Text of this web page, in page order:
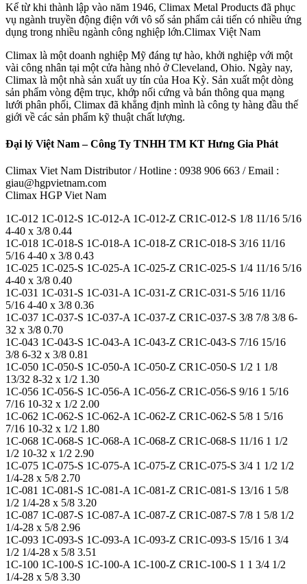
Kể từ khi thành lập vào năm 1946, Climax Metal Products đã phục
vụ ngành truyền động điện với vô số sản phẩm cải tiến có nhiều ứng
dụng trong nhiều ngành công nghiệp lớn.Climax Việt Nam
Climax là một doanh nghiệp Mỹ đáng tự hào, khởi nghiệp với một
vài công nhân tại một cửa hàng nhỏ ở Cleveland, Ohio. Ngày nay,
Climax là một nhà sản xuất uy tín của Hoa Kỳ. Sản xuất một dòng
sản phẩm vòng đệm trục, khớp nối cứng và bán thông qua mạng
lưới phân phối, Climax đã khẳng định mình là công ty hàng đầu thế
giới về các sản phẩm kỹ thuật chất lượng.
Đại lý Việt Nam – Công Ty TNHH TM KT Hưng Gia Phát
Climax Viet Nam Distributor / Hotline : 0938 906 663 / Email :
giau@hgpvietnam.com
Climax HGP Viet Nam
1C-012 1C-012-S 1C-012-A 1C-012-Z CR1C-012-S 1/8 11/16 5/16
4-40 x 3/8 0.44
1C-018 1C-018-S 1C-018-A 1C-018-Z CR1C-018-S 3/16 11/16
5/16 4-40 x 3/8 0.43
1C-025 1C-025-S 1C-025-A 1C-025-Z CR1C-025-S 1/4 11/16 5/16
4-40 x 3/8 0.40
1C-031 1C-031-S 1C-031-A 1C-031-Z CR1C-031-S 5/16 11/16
5/16 4-40 x 3/8 0.36
1C-037 1C-037-S 1C-037-A 1C-037-Z CR1C-037-S 3/8 7/8 3/8 6-
32 x 3/8 0.70
1C-043 1C-043-S 1C-043-A 1C-043-Z CR1C-043-S 7/16 15/16
3/8 6-32 x 3/8 0.81
1C-050 1C-050-S 1C-050-A 1C-050-Z CR1C-050-S 1/2 1 1/8
13/32 8-32 x 1/2 1.30
1C-056 1C-056-S 1C-056-A 1C-056-Z CR1C-056-S 9/16 1 5/16
7/16 10-32 x 1/2 2.00
1C-062 1C-062-S 1C-062-A 1C-062-Z CR1C-062-S 5/8 1 5/16
7/16 10-32 x 1/2 1.80
1C-068 1C-068-S 1C-068-A 1C-068-Z CR1C-068-S 11/16 1 1/2
1/2 10-32 x 1/2 2.90
1C-075 1C-075-S 1C-075-A 1C-075-Z CR1C-075-S 3/4 1 1/2 1/2
1/4-28 x 5/8 2.70
1C-081 1C-081-S 1C-081-A 1C-081-Z CR1C-081-S 13/16 1 5/8
1/2 1/4-28 x 5/8 3.20
1C-087 1C-087-S 1C-087-A 1C-087-Z CR1C-087-S 7/8 1 5/8 1/2
1/4-28 x 5/8 2.96
1C-093 1C-093-S 1C-093-A 1C-093-Z CR1C-093-S 15/16 1 3/4
1/2 1/4-28 x 5/8 3.51
1C-100 1C-100-S 1C-100-A 1C-100-Z CR1C-100-S 1 1 3/4 1/2
1/4-28 x 5/8 3.30